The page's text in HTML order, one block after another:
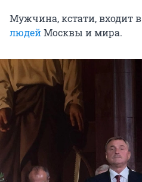
Мужчина, кстати, входит в
людейМосквы и мира.